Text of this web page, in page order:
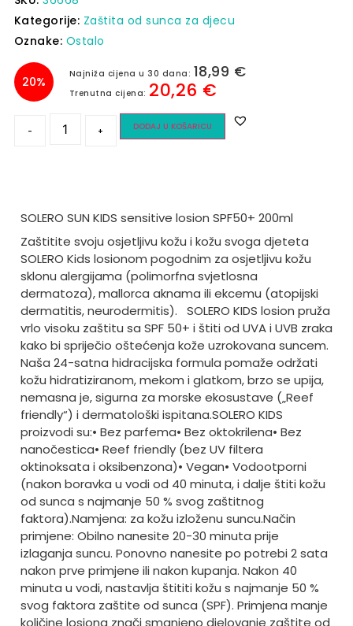
Kategorije: Zaštita od sunca za djecu
Oznake: Ostalo
20%
Najniža cijena u 30 dana: 18,99 €
Trenutna cijena: 20,26 €
- + DODAJ U KOŠARICU
SOLERO SUN KIDS sensitive losion SPF50+ 200ml
Zaštitite svoju osjetljivu kožu i kožu svoga djeteta
SOLERO Kids losionom pogodnim za osjetljivu kožu
sklonu alergijama (polimorfna svjetlosna
dermatoza), mallorca aknama ili ekcemu (atopijski
dermatitis, neurodermitis).
SOLERO KIDS losion pruža
vrlo visoku zaštitu sa SPF 50+ i štiti od UVA i UVB zraka
kako bi spriječio oštećenja kože uzrokovana suncem.
Naša 24-satna hidracijska formula pomaže održati
kožu hidratiziranom, mekom i glatkom, brzo se upija,
nemasna je, sigurna za morske ekosustave („Reef
friendly“) i dermatološki ispitana.SOLERO KIDS
proizvodi su:• Bez parfema• Bez oktokrilena• Bez
nanočestica• Reef friendly (bez UV filtera
oktinoksata i oksibenzona)• Vegan• Vodootporni
(nakon boravka u vodi od 40 minuta, i dalje štiti kožu
od sunca s najmanje 50 % svog zaštitnog
faktora).Namjena: za kožu izloženu suncu.Način
primjene: Obilno nanesite 20-30 minuta prije
izlaganja suncu. Ponovno nanesite po potrebi 2 sata
nakon prve primjene ili nakon kupanja. Nakon 40
minuta u vodi, nastavlja štititi kožu s najmanje 50 %
svog faktora zaštite od sunca (SPF). Primjena manje